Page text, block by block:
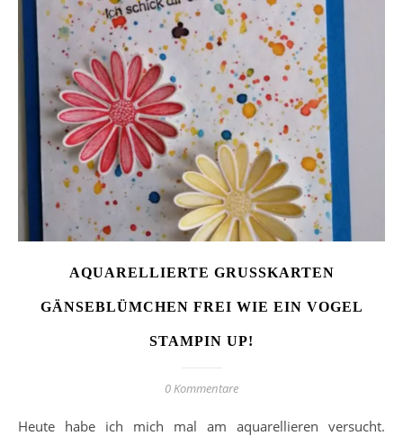
AQUARELLIERTE GRUSSKARTEN
GÄNSEBLÜMCHEN FREI WIE EIN VOGEL
STAMPIN UP!
0 Kommentare
Heute habe ich mich mal am aquarellieren versucht.